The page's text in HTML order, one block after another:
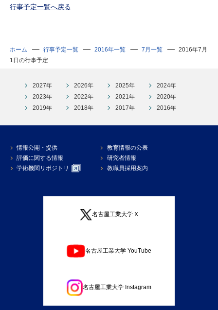
行事予定一覧へ戻る
ホーム 行事予定一覧 2016年一覧 7月一覧
2016年7月
1日の行事予定
2027年 2026年 2025年
2024年
2023年
2022年 2021年
2020年
2019年
2018年 2017年 2016年
情報公開・提供
教育情報の公表
評価に関する情報
研究者情報
学術機関リポジトリ
教職員採用案内
名古屋工業大学 X
名古屋工業大学 YouTube
名古屋工業大学 Instagram